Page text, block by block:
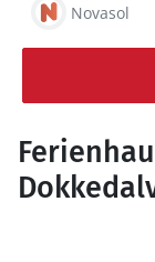
Novasol